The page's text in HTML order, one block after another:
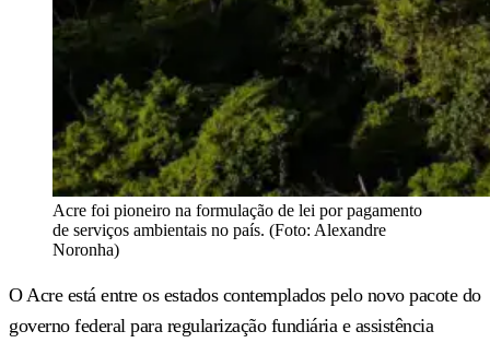
Acre foi pioneiro na formulação de lei por pagamento
de serviços ambientais no país. (Foto: Alexandre
Noronha)
O Acre está entre os estados contemplados pelo novo pacote do
governo federal para regularização fundiária e assistência